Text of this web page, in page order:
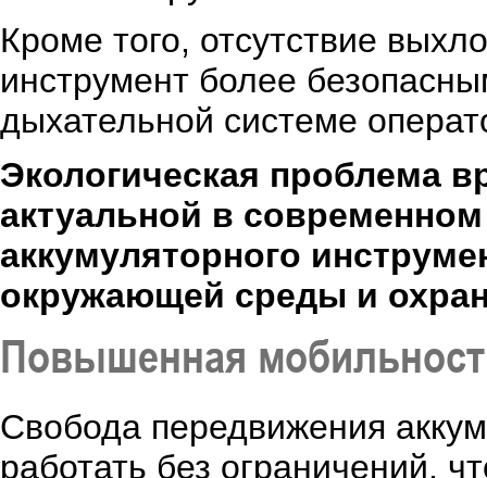
Кроме того, отсутствие
инструмент более
дыхательной системе
Экологическая проблема
актуальной в
аккумуляторного
окружающей среды и
Повышенная
Свобода передвижения
работать без ограничений,